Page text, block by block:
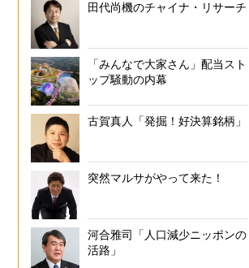
田代尚機のチャイナ・リサーチ
「みんなで大家さん」配当スト
ップ騒動の内幕
古賀真人「発掘！好決算銘柄」
突然マルサがやって来た！
河合雅司「人口減少ニッポンの
活路」